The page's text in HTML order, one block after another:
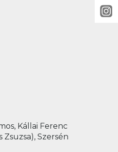
Kállai Ferenc
Szersén